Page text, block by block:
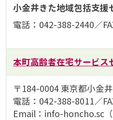
小金井きた地域包括支援
電話：042-388-2440／
本町高齢者在宅サービス
〒184-0004 東京都小金
電話：042-388-8011／
Email：info-honcho.sc